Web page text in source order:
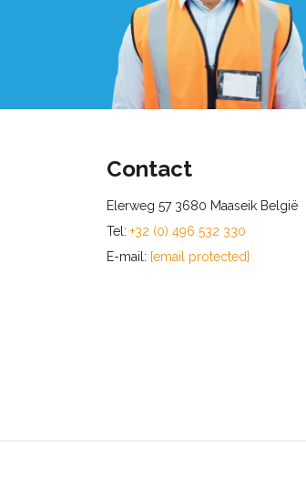
Contact
Elerweg 57 3680 Maaseik België
Tel: +32 (0) 496 532 330
E-mail: [email protected]